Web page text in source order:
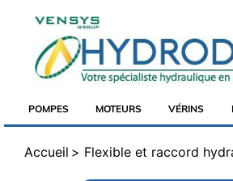
POMPES MOTEURS VÉRINS
Accueil Flexible et raccord